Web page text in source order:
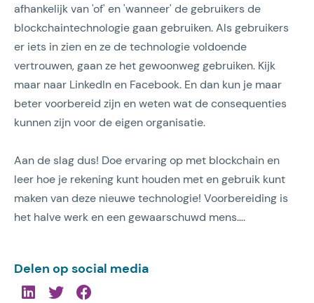
afhankelijk van 'of' en 'wanneer' de gebruikers de
blockchaintechnologie gaan gebruiken. Als gebruikers
er iets in zien en ze de technologie voldoende
vertrouwen, gaan ze het gewoonweg gebruiken. Kijk
maar naar LinkedIn en Facebook. En dan kun je maar
beter voorbereid zijn en weten wat de consequenties
kunnen zijn voor de eigen organisatie.
Aan de slag dus! Doe ervaring op met blockchain en
leer hoe je rekening kunt houden met en gebruik kunt
maken van deze nieuwe technologie! Voorbereiding is
het halve werk en een gewaarschuwd mens….
Delen op social media